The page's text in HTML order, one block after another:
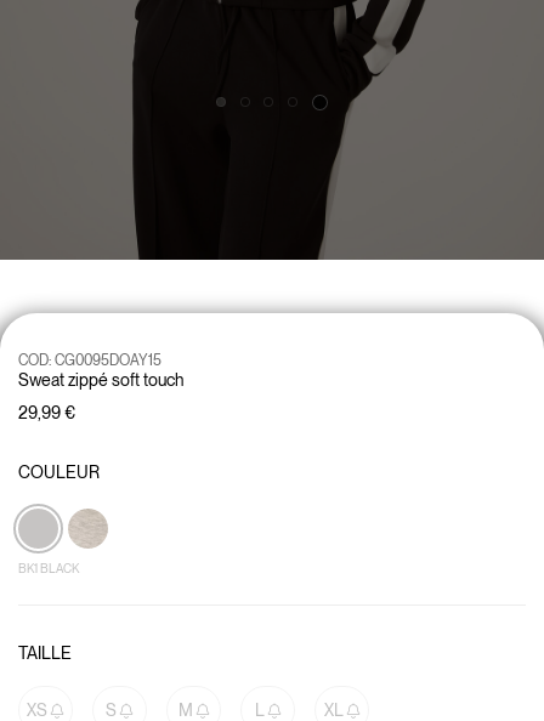
Sweat zippé soft touch
COD: CG0095DOAY15
29,99 €
COULEUR
BK1 BLACK
TAILLE
XS S M XL